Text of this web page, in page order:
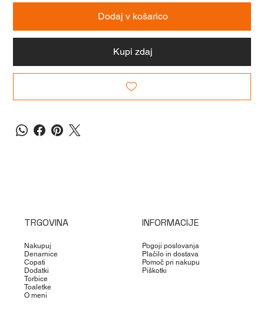
Dodaj v košarico
Kupi zdaj
TRGOVINA
Nakupuj
Denarnice
Copati
Dodatki
Torbice
Toaletke
O meni
INFORMACIJE
Pogoji poslovanja
Plačilo in dostava
Pomoč pri nakupu
Piškotki